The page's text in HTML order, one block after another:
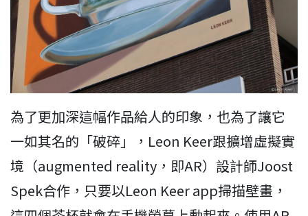
為了更加深這幅作品給人的印象，也為了讓它
一如其名的「破碎」，Leon Keer跟擴增虛擬實
境（augmented reality，即AR）設計師Joost
Spek合作，只要以Leon Keer app掃描壁畫，